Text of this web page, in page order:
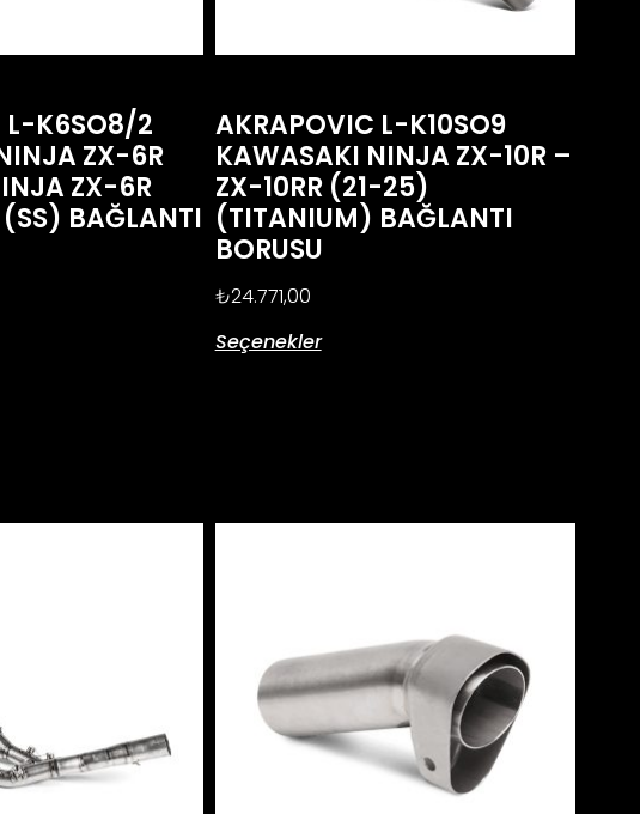
L-K6SO8/2
ZX-6R
ZX-6R
BAĞLANTI
AKRAPOVIC L-K10SO9
KAWASAKI NINJA ZX-10R –
ZX-10RR (21-25)
(TITANIUM) BAĞLANTI
BORUSU
₺24.771,00
Seçenekler